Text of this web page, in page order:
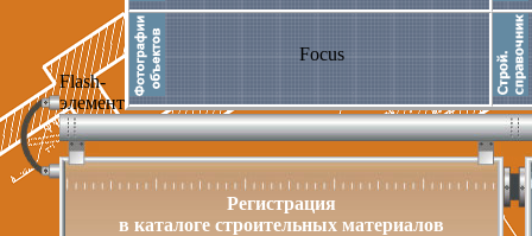
Flash-
элемент
Focus
Регистрация
в каталоге строительных материалов